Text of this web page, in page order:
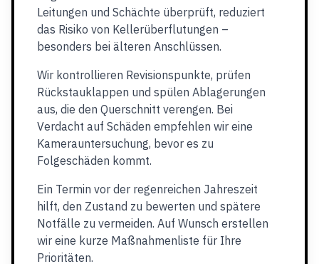
Leitungen und Schächte überprüft, reduziert
das Risiko von Kellerüberflutungen –
besonders bei älteren Anschlüssen.
Wir kontrollieren Revisionspunkte, prüfen
Rückstauklappen und spülen Ablagerungen
aus, die den Querschnitt verengen. Bei
Verdacht auf Schäden empfehlen wir eine
Kamerauntersuchung, bevor es zu
Folgeschäden kommt.
Ein Termin vor der regenreichen Jahreszeit
hilft, den Zustand zu bewerten und spätere
Notfälle zu vermeiden. Auf Wunsch erstellen
wir eine kurze Maßnahmenliste für Ihre
Prioritäten.